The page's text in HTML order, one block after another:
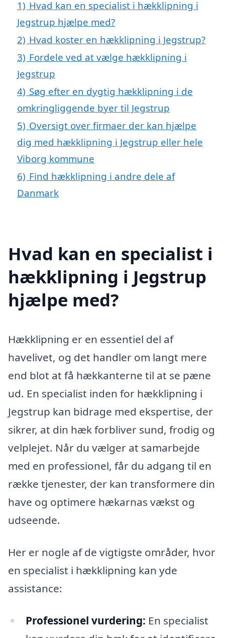
1) Hvad kan en specialist i hækklipning i
Jegstrup hjælpe med?
2) Hvad koster en hækklipning i Jegstrup?
3) Fordele ved at vælge hækklipning i
Jegstrup
4) Søg efter en dygtig hækklipning i de
omkringliggende byer til Jegstrup
5) Oversigt over firmaer der kan hjælpe
dig med hækklipning i Jegstrup eller hele
Viborg kommune
6) Find hækklipning i andre dele af
Danmark
Hvad kan en specialist i
hækklipning i Jegstrup
hjælpe med?
Hækklipning er en essentiel del af
havelivet, og det handler om langt mere
end blot at få hækkanterne til at se pæne
ud. En specialist inden for hækklipning i
Jegstrup kan bidrage med ekspertise, der
sikrer, at din hæk forbliver sund, frodig og
velplejet. Når du vælger at samarbejde
med en professionel, får du adgang til en
række tjenester, der kan transformere din
have og optimere hækarnas vækst og
udseende.
Her er nogle af de vigtigste områder, hvor
en specialist i hækklipning kan yde
assistance:
Professionel vurdering: En specialist